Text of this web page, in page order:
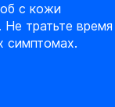
с кожи
Не тратьте время
симптомах.